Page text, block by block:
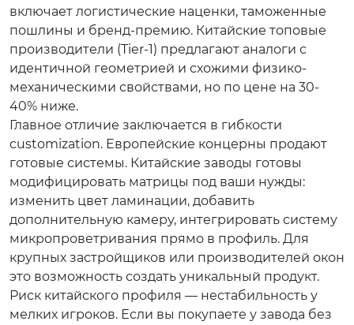
включает логистические наценки, таможенные
пошлины и бренд-премию. Китайские топовые
производители (Tier-1) предлагают аналоги с
идентичной геометрией и схожими физико-
механическими свойствами, но по цене на 30-
40% ниже.
Главное отличие заключается в гибкости
customization. Европейские концерны продают
готовые системы. Китайские заводы готовы
модифицировать матрицы под ваши нужды:
изменить цвет ламинации, добавить
дополнительную камеру, интегрировать систему
микропроветривания прямо в профиль. Для
крупных застройщиков или производителей окон
это возможность создать уникальный продукт.
Риск китайского профиля — нестабильность у
мелких игроков. Если вы покупаете у завода без